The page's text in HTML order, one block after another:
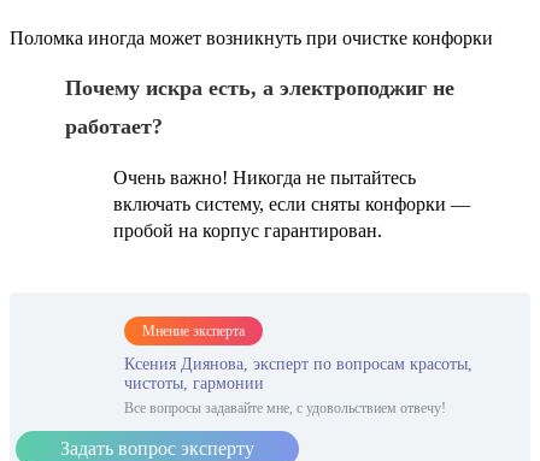
Поломка иногда может возникнуть при очистке конфорки
Почему искра есть, а электроподжиг не
работает?
Очень важно! Никогда не пытайтесь
включать систему, если сняты конфорки —
пробой на корпус гарантирован.
Мнение эксперта
Ксения Диянова, эксперт по вопросам красоты,
чистоты, гармонии
Все вопросы задавайте мне, с удовольствием отвечу!
Задать вопрос эксперту